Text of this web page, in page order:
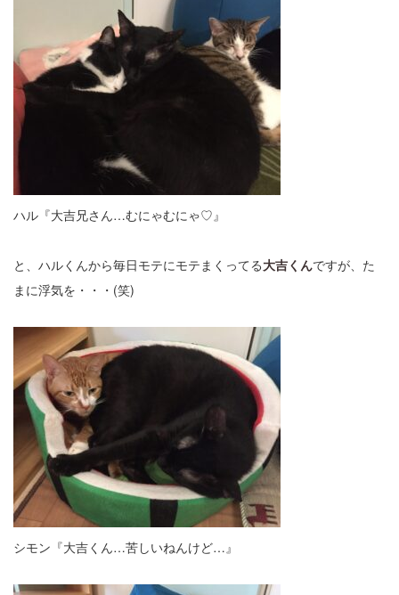
ハル『大吉兄さん…むにゃむにゃ♡』
と、ハルくんから毎日モテにモテまくってる大吉くんですが、た
まに浮気を・・・(笑)
シモン『大吉くん…苦しいねんけど…』